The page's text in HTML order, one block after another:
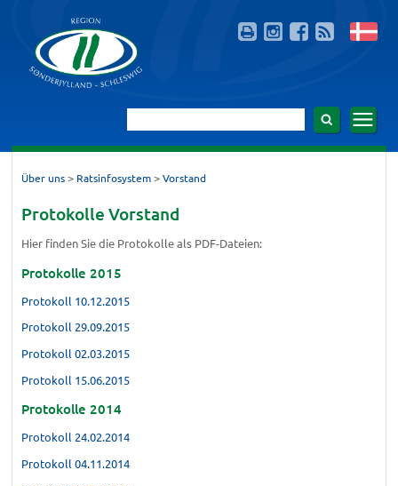
Über uns > Ratsinfosystem > Vorstand
Protokolle Vorstand
Hier finden Sie die Protokolle als PDF-Dateien:
Protokolle 2015
Protokoll 10.12.2015
Protokoll 29.09.2015
Protokoll 02.03.2015
Protokoll 15.06.2015
Protokolle 2014
Protokoll 24.02.2014
Protokoll 04.11.2014